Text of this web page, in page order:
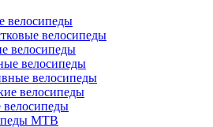
велосипеды
велосипеды
велосипеды
велосипеды
велосипеды
велосипеды
велосипеды
MTB